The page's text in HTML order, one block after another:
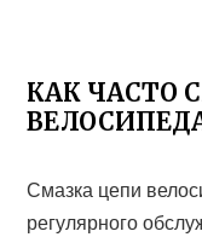
КАК ЧАСТО
Смазка цепи
регулярного